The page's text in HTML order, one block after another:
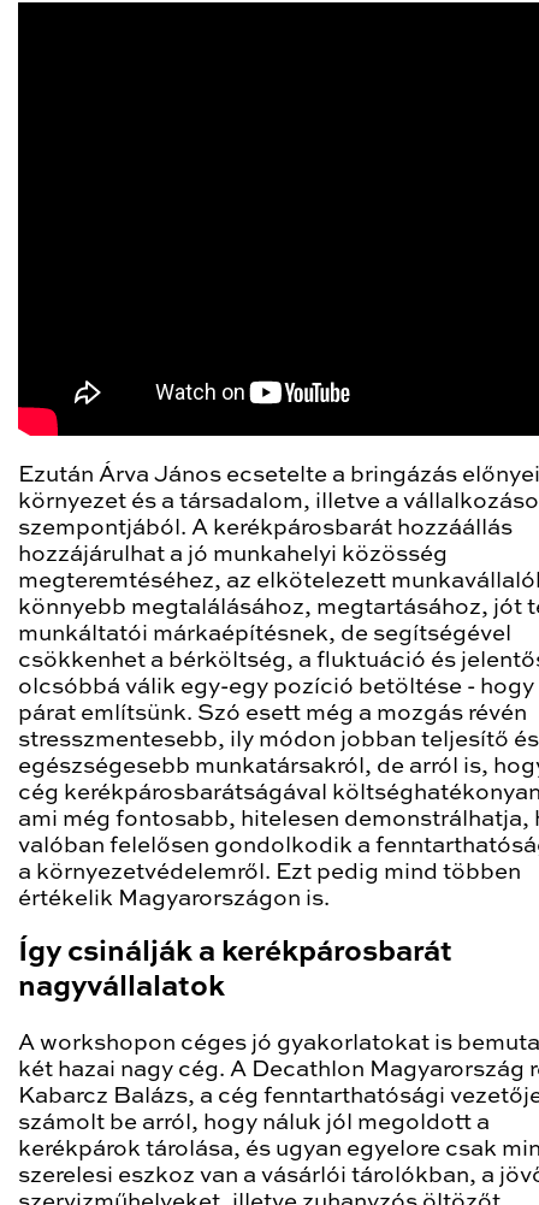
Ezután Árva János ecsetelte a bringázás
környezet és a társadalom, illetve a
szempontjából. A kerékpárosbarát hozzáállás
hozzájárulhat a jó munkahelyi közösség
megteremtéséhez, az elkötelezett
könnyebb megtalálásához, megtartásához, jót
munkáltatói márkaépítésnek, de segítségével
csökkenhet a bérköltség, a fluktuáció és
olcsóbbá válik egy-egy pozíció betöltése - hogy
párat említsünk. Szó esett még a mozgás révén
stresszmentesebb, ily módon jobban teljesítő és
egészségesebb munkatársakról, de arról is,
cég kerékpárosbarátságával
ami még fontosabb, hitelesen demonstrálhatja,
valóban felelősen gondolkodik a
a környezetvédelemről. Ezt pedig mind többen
értékelik Magyarországon is.
Így csinálják a kerékpárosbarát
nagyvállalatok
A workshopon céges jó gyakorlatokat is
két hazai nagy cég. A Decathlon Magyarország
Kabarcz Balázs, a cég fenntarthatósági
számolt be arról, hogy náluk jól megoldott a
kerékpárok tárolása, és ugyan egyelore csak
szerelesi eszkoz van a vásárlói tárolókban, a